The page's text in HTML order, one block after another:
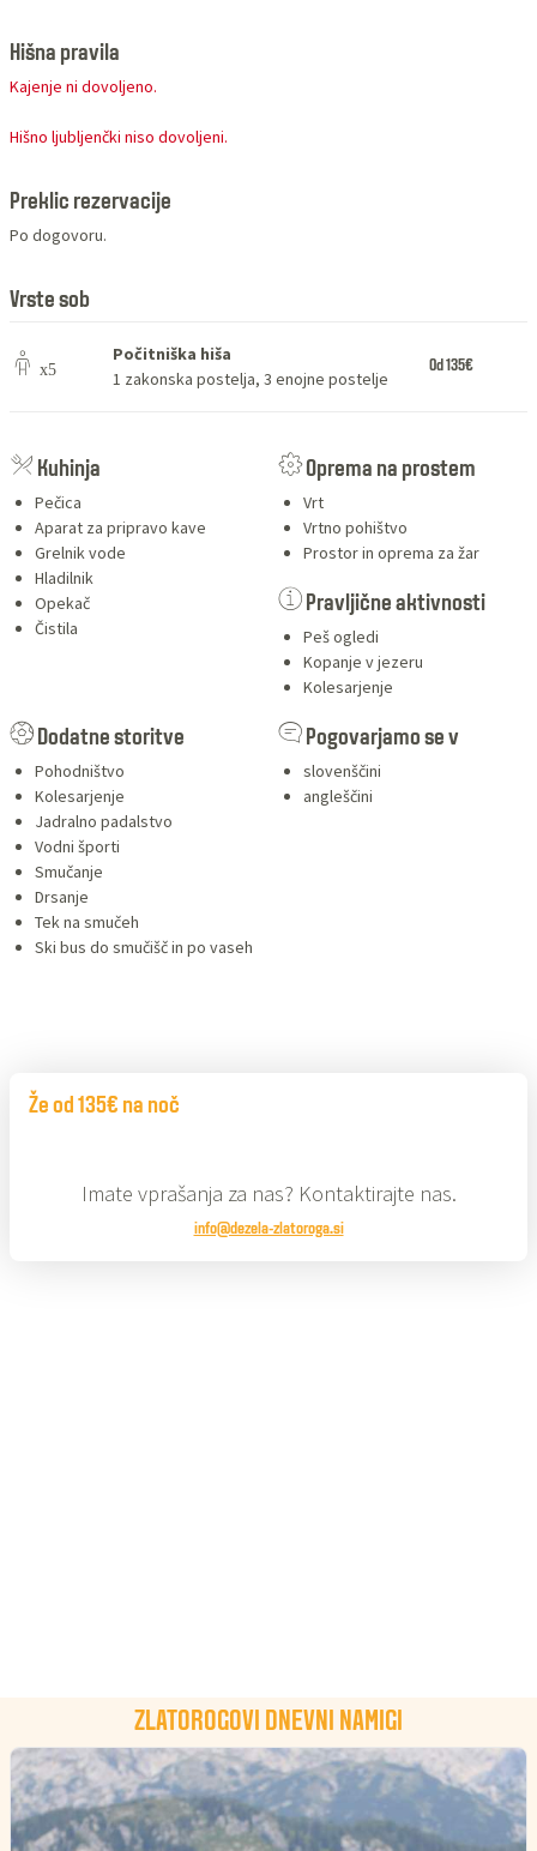
Hišna pravila
Kajenje ni dovoljeno.
Hišno ljubljenčki niso dovoljeni.
Preklic rezervacije
Po dogovoru.
Vrste sob
Počitniška hiša
1 zakonska postelja, 3 enojne postelje
Od 135€
SERVICES
Kuhinja
Pečica
Aparat za pripravo kave
Grelnik vode
Hladilnik
Opekač
Čistila
Oprema na prostem
Vrt
Vrtno pohištvo
Prostor in oprema za žar
Pravljične aktivnosti
Peš ogledi
Kopanje v jezeru
Kolesarjenje
Dodatne storitve
Pohodništvo
Kolesarjenje
Jadralno padalstvo
Vodni športi
Smučanje
Drsanje
Tek na smučeh
Ski bus do smučišč in po vaseh
Pogovarjamo se v
slovenščini
angleščini
Že od 135€ na noč
Imate vprašanja za nas? Kontaktirajte nas.
info@dezela-zlatoroga.si
ZLATOROGOVI DNEVNI NAMIGI